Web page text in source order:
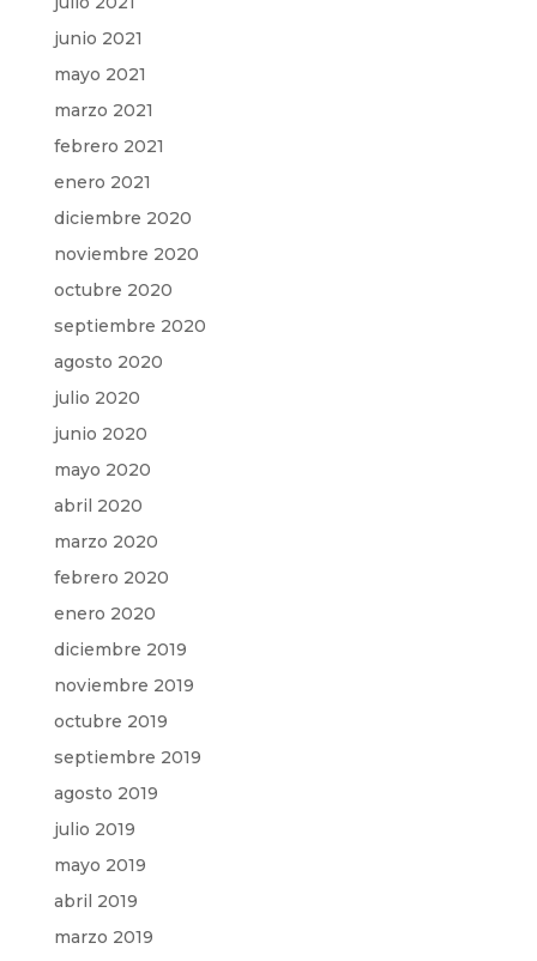
junio 2021
mayo 2021
marzo 2021
febrero 2021
enero 2021
diciembre 2020
noviembre 2020
octubre 2020
septiembre 2020
agosto 2020
julio 2020
junio 2020
mayo 2020
abril 2020
marzo 2020
febrero 2020
enero 2020
diciembre 2019
noviembre 2019
octubre 2019
septiembre 2019
agosto 2019
julio 2019
mayo 2019
abril 2019
marzo 2019